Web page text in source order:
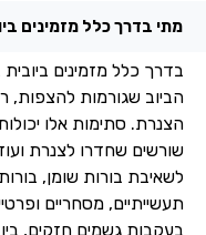
מתי בדרך כלל מזמינים
בדרך כלל מזמינים
הביוב שגורמות להצפות,
הצנרת. סתימות אלו
שורשים שחדרו לצנרת
לשאיבת בורות שומן, בורות
תעשייתיים, מסחריים
בעקבות גשמים חזקים,